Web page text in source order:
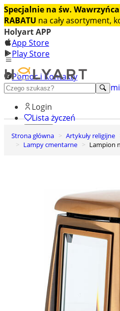
Specjalnie na św. Wawrzyńca
RABATU na cały asortyment,
Holyart APP
App Store
Play Store
Pomoc i Kontakty
+48 222 922 860
Odkryj
Login
Lista życzeń
0
Koszyk
Strona główna Artykuły religijne
Lampy cmentarne
Lampion